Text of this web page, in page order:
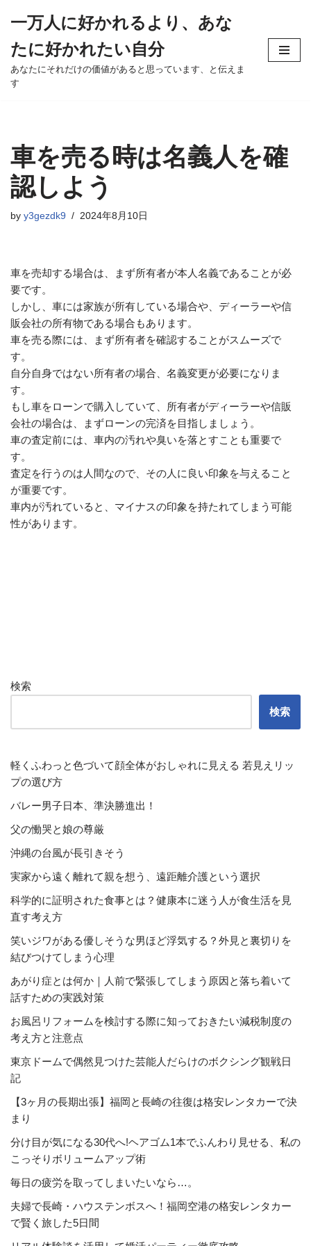
to
content
一万人に好かれるより、あな
たに好かれたい自分
あなたにそれだけの価値があると思っています、と伝えま
す
車を売る時は名義人を確
認しよう
by y3gezdk9 2024年8月10日
車を売却する場合は、まず所有者が本人名義であることが必
要です。
しかし、車には家族が所有している場合や、ディーラーや信
販会社の所有物である場合もあります。
車を売る際には、まず所有者を確認することがスムーズで
す。
自分自身ではない所有者の場合、名義変更が必要になりま
す。
もし車をローンで購入していて、所有者がディーラーや信販
会社の場合は、まずローンの完済を目指しましょう。
車の査定前には、車内の汚れや臭いを落とすことも重要で
す。
査定を行うのは人間なので、その人に良い印象を与えること
が重要です。
車内が汚れていると、マイナスの印象を持たれてしまう可能
性があります。
検索
検索
軽くふわっと色づいて顔全体がおしゃれに見える 若見えリッ
プの選び方
バレー男子日本、準決勝進出！
父の慟哭と娘の尊厳
沖縄の台風が長引きそう
実家から遠く離れて親を想う、遠距離介護という選択
科学的に証明された食事とは？健康本に迷う人が食生活を見
直す考え方
笑いジワがある優しそうな男ほど浮気する？外見と裏切りを
結びつけてしまう心理
あがり症とは何か｜人前で緊張してしまう原因と落ち着いて
話すための実践対策
お風呂リフォームを検討する際に知っておきたい減税制度の
考え方と注意点
東京ドームで偶然見つけた芸能人だらけのボクシング観戦日
記
【3ヶ月の長期出張】福岡と長崎の往復は格安レンタカーで決
まり
分け目が気になる30代へ!ヘアゴム1本でふんわり見せる、私の
こっそりボリュームアップ術
毎日の疲労を取ってしまいたいなら…。
夫婦で長崎・ハウステンボスへ！福岡空港の格安レンタカー
で賢く旅した5日間